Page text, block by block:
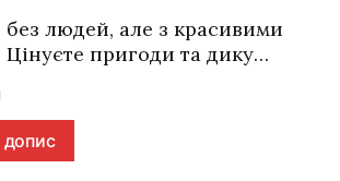
людей, але з красивими
пригоди та дику…
допис